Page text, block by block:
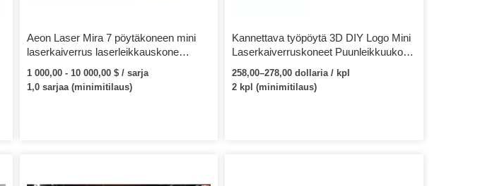
Aeon Laser Mira 7 pöytäkoneen mini
laserkaiverrus laserleikkauskone
akryylilasille MDF Crystal puun
kumileimakaiverrukseen
1 000,00 - 10 000,00 $ / sarja
1,0 sarjaa (minimitilaus)
Kannettava työpöytä 3D DIY Logo Mini
Laserkaiverruskoneet Puunleikkuukone
kaiverruskone
258,00–278,00 dollaria / kpl
2 kpl (minimitilaus)